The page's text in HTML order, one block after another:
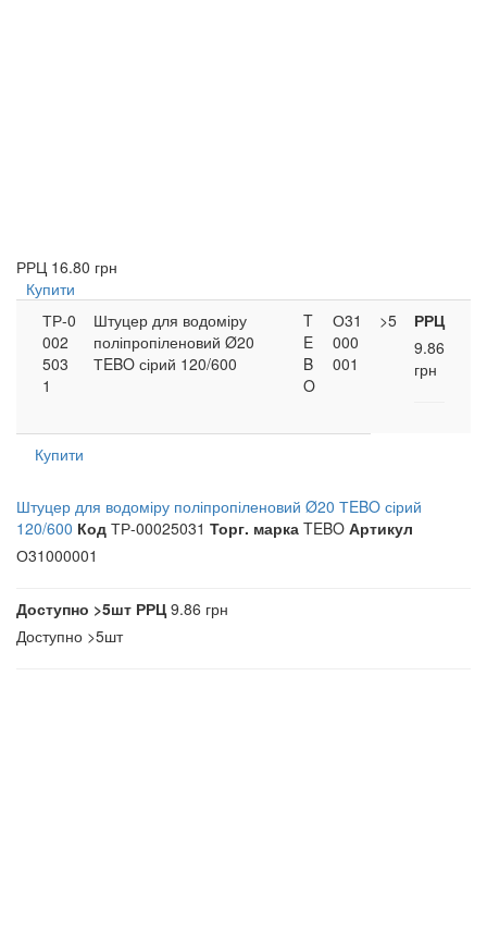
РРЦ 16.80 грн
Купити
ТР-0
002
503
1
Штуцер для водоміру
поліпропіленовий Ø20
ТEBO сірий 120/600
T
E
B
O
О31
000
001
>5
РРЦ
9.86
грн
Купити
Штуцер для водоміру поліпропіленовий Ø20 ТEBO сірий
120/600 Код ТР-00025031 Торг. марка TEBO Артикул
О31000001
Доступно >5шт РРЦ9.86 грн
Доступно >5шт